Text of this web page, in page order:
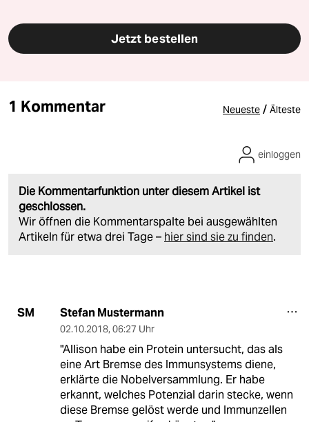
Jetzt bestellen
1 Kommentar Neueste / Älteste
Die Kommentarfunktion unter diesem Artikel ist
geschlossen.
Wir öffnen die Kommentarspalte bei ausgewählten
Artikeln für etwa drei Tage – hier sind sie zu finden.
einloggen
SM Stefan Mustermann
02.10.2018, 06:27 Uhr
"Allison habe ein Protein untersucht, das als
eine Art Bremse des Immunsystems diene,
erklärte die Nobelversammlung. Er habe
erkannt, welches Potenzial darin stecke, wenn
diese Bremse gelöst werde und Immunzellen